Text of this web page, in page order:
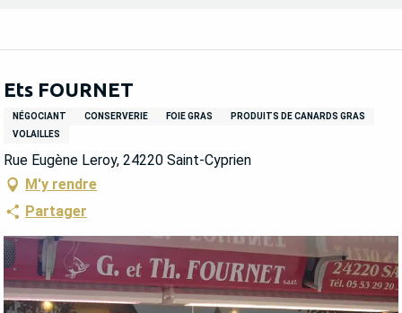
Ets FOURNET
NÉGOCIANT CONSERVERIE FOIE GRAS
PRODUITS DE CANARDS GRAS
VOLAILLES
Rue Eugène Leroy, 24220 Saint-Cyprien
M'y rendre
Partager